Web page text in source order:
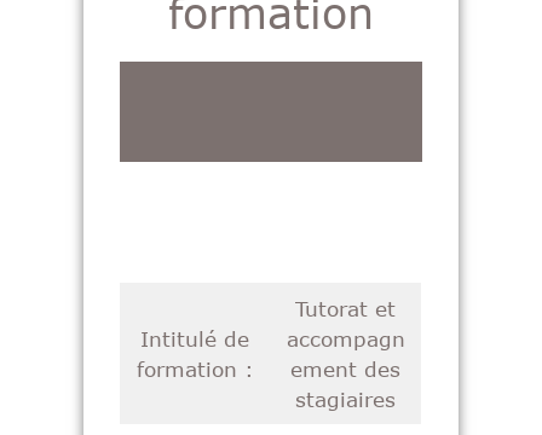
formation
Intitulé de
formation :
Tutorat et
accompagn
ement des
stagiaires